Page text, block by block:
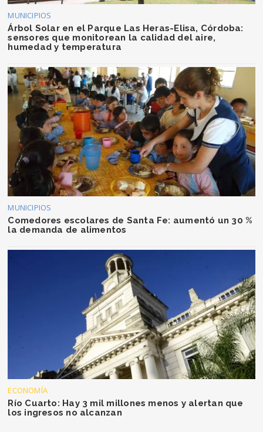
MUNICIPIOS
Árbol Solar en el Parque Las Heras-Elisa, Córdoba:
sensores que monitorean la calidad del aire,
humedad y temperatura
MUNICIPIOS
Comedores escolares de Santa Fe: aumentó un 30 %
la demanda de alimentos
ECONOMÍA
Río Cuarto: Hay 3 mil millones menos y alertan que
los ingresos no alcanzan